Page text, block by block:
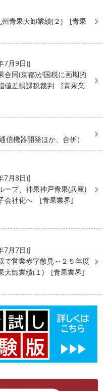
州青果大卸業績(２) [青果
7月9日)]
合同(京都)が国税に画期的
値差損課税裁判 [青果業
機器開発ほか、合併）
7月8日)]
ープ、神果神戸青果(兵庫)
会社化へ [青果業界]
7月7日)]
で営業赤字散見～２５年度
大卸業績(１) [青果業界]